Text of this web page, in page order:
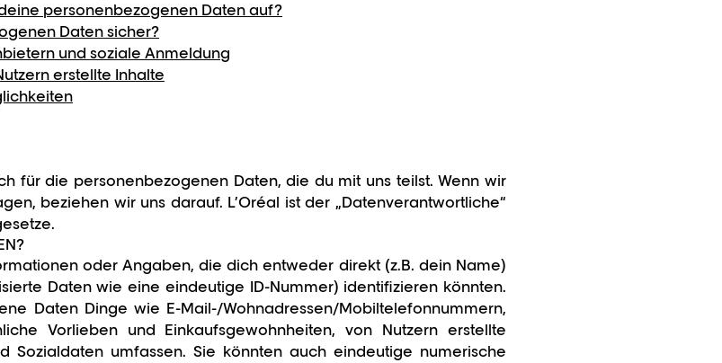
personenbezogenen Daten auf?
Daten sicher?
und soziale Anmeldung
erstellte Inhalte
für die personenbezogenen Daten, die du mit uns teilst. Wenn wir
beziehen wir uns darauf. L’Oréal ist der „Datenverantwortliche“
oder Angaben, die dich entweder direkt (z.B. dein Name)
Daten wie eine eindeutige ID-Nummer) identifizieren könnten.
Daten Dinge wie E-Mail-/Wohnadressen/Mobiltelefonnummern,
Vorlieben und Einkaufsgewohnheiten, von Nutzern erstellte
Sozialdaten umfassen. Sie könnten auch eindeutige numerische